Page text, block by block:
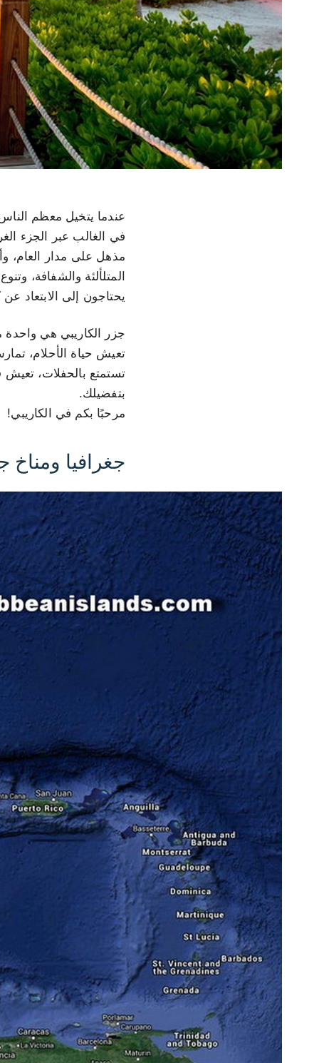
عندما يتخيل معظم
في الغالب عبر الجزء
مذهل على مدار العام،
المتلألئة والشفافة،
يحتاجون إلى الابتعاد
جزر الكاريبي هي واحدة
تعيش حياة الأحلام،
تستمتع بالحفلات،
بتفضيلك.
مرحبًا بكم في الكاريبي!
جغرافيا ومناخ